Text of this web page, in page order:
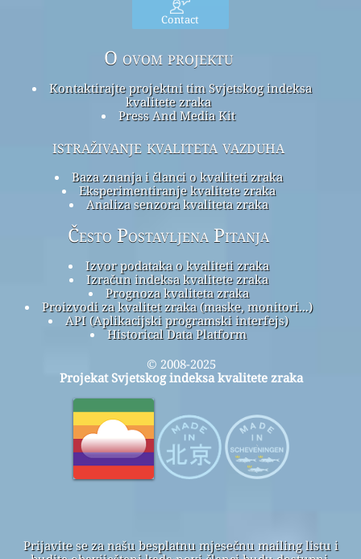
Contact
O ovom projektu
Kontaktirajte projektni tim Svjetskog indeksa
kvalitete zraka
Press And Media Kit
istraživanje kvaliteta vazduha
Baza znanja i članci o kvaliteti zraka
Eksperimentiranje kvalitete zraka
Analiza senzora kvaliteta zraka
Često Postavljena Pitanja
Izvor podataka o kvaliteti zraka
Izračun indeksa kvalitete zraka
Prognoza kvaliteta zraka
Proizvodi za kvalitet zraka (maske, monitori...)
API (Aplikacijski programski interfejs)
Historical Data Platform
© 2008-2025
Projekat Svjetskog indeksa kvalitete zraka
Prijavite se za našu besplatnu mjesečnu mailing listu i